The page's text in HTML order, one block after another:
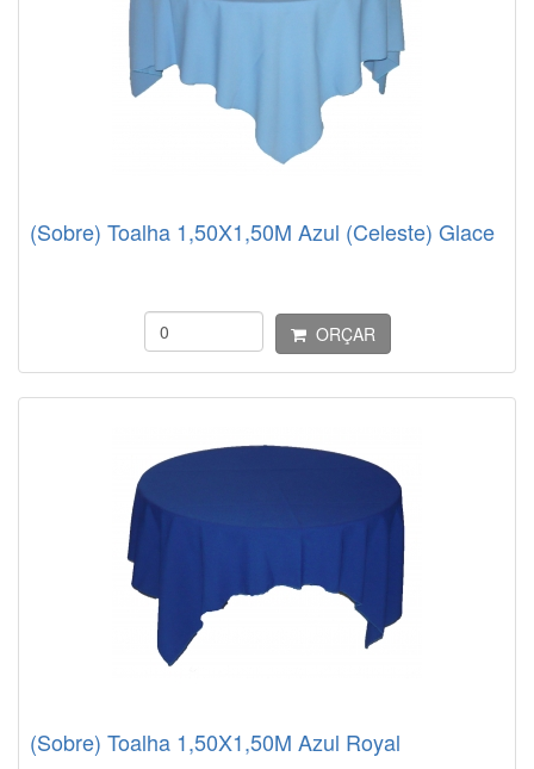
(Sobre) Toalha 1,50X1,50M Azul (Celeste) Glace
ORÇAR
(Sobre) Toalha 1,50X1,50M Azul Royal